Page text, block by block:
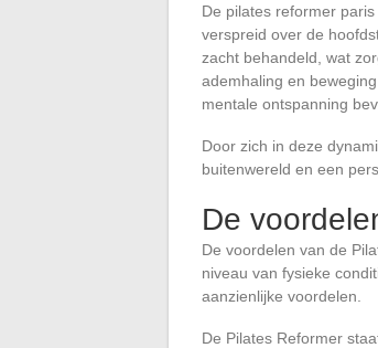
De pilates reformer
verspreid over de
zacht behandeld, wat
ademhaling en
mentale ontspanning
Door zich in deze
buitenwereld en een
De
De voordelen van de
niveau van fysieke
aanzienlijke voordelen.
De Pilates Reformer